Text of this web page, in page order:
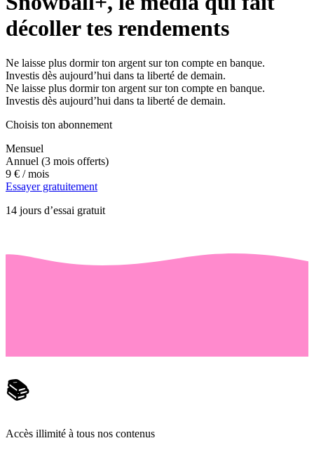
décoller tes rendements
Ne laisse plus dormir ton argent sur ton compte en banque.
Investis dès aujourd’hui dans ta liberté de demain.
Ne laisse plus dormir ton argent sur ton compte en banque.
Investis dès aujourd’hui dans ta liberté de demain.
Choisis ton abonnement
Mensuel
Annuel (3 mois offerts)
9 € / mois
Essayer gratuitement
14 jours d’essai gratuit
📚
Accès illimité à tous nos contenus